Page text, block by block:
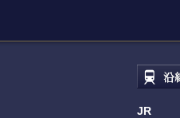
JR